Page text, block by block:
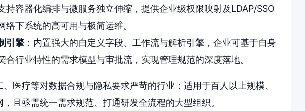
持容器化编排与微服务独立伸缩，提供企业级权限映射及LDAP/SSO
下系统的高可用与极简运维。
引擎：内置强大的自定义字段、工作流与解析引擎，企业可基于自身
行业特性的需求模型与审批流，实现管理规范的深度落地。
、医疗等对数据合规与隐私要求严苛的行业；适用于百人以上规模、
且亟需统一需求规范、打通研发全流程的大型组织。